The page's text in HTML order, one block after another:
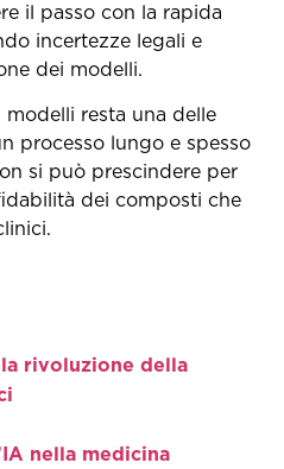
il passo con la rapida
incertezze legali e
dei modelli.
resta una delle
processo lungo e spesso
si può prescindere per
dei composti che
rivoluzione della
nella medicina